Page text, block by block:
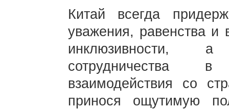
Китай всегда
уважения, равенства и
инклюзивности, а
сотрудничества
взаимодействия со
принося ощутимую